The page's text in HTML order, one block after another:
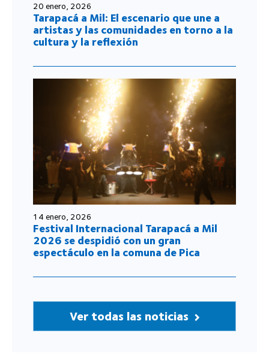
20 enero, 2026
Tarapacá a Mil: El escenario que une a
artistas y las comunidades en torno a la
cultura y la reflexión
14 enero, 2026
Festival Internacional Tarapacá a Mil
2026 se despidió con un gran
espectáculo en la comuna de Pica
Ver todas las noticias